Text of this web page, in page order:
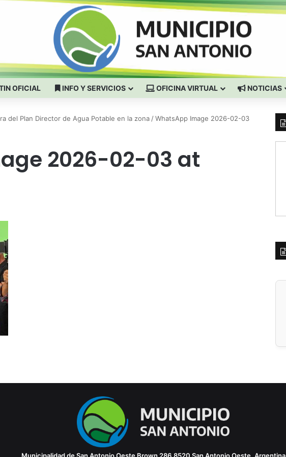
OFICIAL INFO Y SERVICIOS OFICINA VIRTUAL NOTICIAS
del Plan Director de Agua Potable en la zona /WhatsApp Image 2026-02-03
2026-02-03 at